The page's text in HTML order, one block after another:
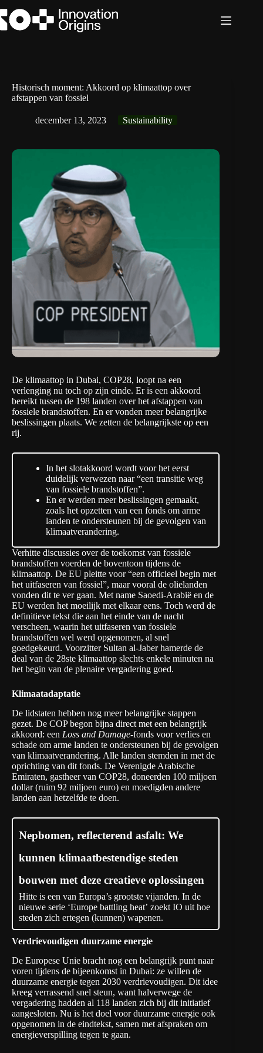
naar
de
Historisch moment: Akkoord op klimaattop over
afstappen van fossiel
december 13, 2023 Sustainability
De klimaattop in Dubai, COP28, loopt na een
verlenging nu toch op zijn einde. Er is een akkoord
bereikt tussen de 198 landen over het afstappen van
fossiele brandstoffen. En er vonden meer belangrijke
beslissingen plaats. We zetten de belangrijkste op een
rij.
In het slotakkoord wordt voor het eerst
duidelijk verwezen naar “een transitie weg
van fossiele brandstoffen”.
En er werden meer beslissingen gemaakt,
zoals het opzetten van een fonds om arme
landen te ondersteunen bij de gevolgen van
klimaatverandering.
Verhitte discussies over de toekomst van fossiele
brandstoffen voerden de boventoon tijdens de
klimaattop. De EU pleitte voor “een officieel begin met
het uitfaseren van fossiel”, maar vooral de olielanden
vonden dit te ver gaan. Met name Saoedi-Arabië en de
EU werden het moeilijk met elkaar eens. Toch werd de
definitieve tekst die aan het einde van de nacht
verscheen, waarin het uitfaseren van fossiele
brandstoffen wel werd opgenomen, al snel
goedgekeurd. Voorzitter Sultan al-Jaber hamerde de
deal van de 28ste klimaattop slechts enkele minuten na
het begin van de plenaire vergadering goed.
Klimaatadaptatie
De lidstaten hebben nog meerbelangrijke stappen
gezet. De COP begon bijna direct met een belangrijk
akkoord: een Loss and Damage-fonds voor verlies en
schade om arme landen te ondersteunen bij de gevolgen
van klimaatverandering. Alle landen stemden in met de
oprichting van dit fonds. De Verenigde Arabische
Emiraten, gastheer van COP28, doneerden 100 miljoen
dollar (ruim 92 miljoen euro) en moedigden andere
landen aan hetzelfde te doen.
Nepbomen, reflecterend asfalt: We
kunnen klimaatbestendige steden
bouwen met deze creatieve oplossingen
Hitte is een van Europa’s grootste vijanden. In de
nieuwe serie ‘Europe battling heat’ zoekt IO uit hoe
steden zich ertegen (kunnen) wapenen.
Verdrievoudigen duurzame energie
De Europese Unie bracht nog een belangrijk punt naar
voren tijdens de bijeenkomst in Dubai: ze willen de
duurzame energie tegen 2030 verdrievoudigen. Dit idee
kreeg verrassend snel steun, want halverwege de
vergadering hadden al 118 landen zich bij dit initiatief
aangesloten. Nu is het doel voor duurzame energie ook
opgenomen in de eindtekst, samen met afspraken om
energieverspilling tegen te gaan.